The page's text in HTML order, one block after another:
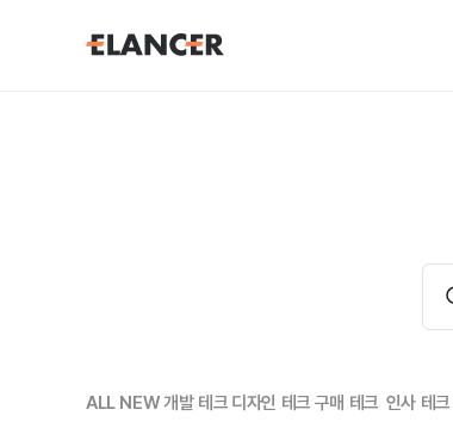
ALL NEW개발 테크 디자인 테크 구매 테크 인사 테크